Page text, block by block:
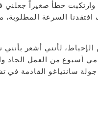
خطأً صغيراً جعلني
السرعة المطلوبة،
لأنني أشعر
أسبوع من العمل الجاد
سانتياغو القادمة في